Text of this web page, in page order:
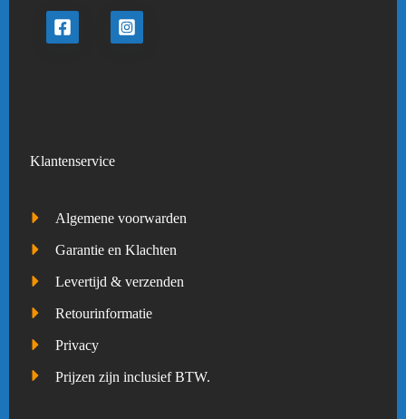
Klantenservice
Algemene voorwarden
Garantie en Klachten
Levertijd & verzenden
Retourinformatie
Privacy
Prijzen zijn inclusief BTW.